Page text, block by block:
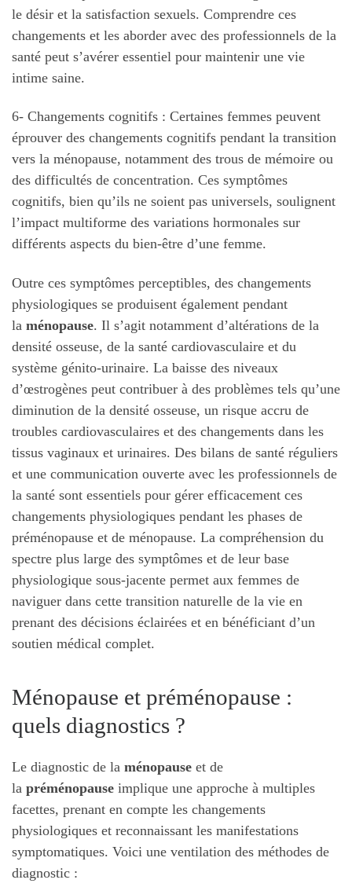
le désir et la satisfaction sexuels. Comprendre ces
changements et les aborder avec des professionnels de la
santé peut s’avérer essentiel pour maintenir une vie
intime saine.
6- Changements cognitifs : Certaines femmes peuvent
éprouver des changements cognitifs pendant la transition
vers la ménopause, notamment des trous de mémoire ou
des difficultés de concentration. Ces symptômes
cognitifs, bien qu’ils ne soient pas universels, soulignent
l’impact multiforme des variations hormonales sur
différents aspects du bien-être d’une femme.
Outre ces symptômes perceptibles, des changements
physiologiques se produisent également pendant
la ménopause. Il s’agit notamment d’altérations de la
densité osseuse, de la santé cardiovasculaire et du
système génito-urinaire. La baisse des niveaux
d’œstrogènes peut contribuer à des problèmes tels qu’une
diminution de la densité osseuse, un risque accru de
troubles cardiovasculaires et des changements dans les
tissus vaginaux et urinaires. Des bilans de santé réguliers
et une communication ouverte avec les professionnels de
la santé sont essentiels pour gérer efficacement ces
changements physiologiques pendant les phases de
préménopause et de ménopause. La compréhension du
spectre plus large des symptômes et de leur base
physiologique sous-jacente permet aux femmes de
naviguer dans cette transition naturelle de la vie en
prenant des décisions éclairées et en bénéficiant d’un
soutien médical complet.
Ménopause et préménopause :
quels diagnostics ?
Le diagnostic de la ménopause et de
la préménopause implique une approche à multiples
facettes, prenant en compte les changements
physiologiques et reconnaissant les manifestations
symptomatiques. Voici une ventilation des méthodes de
diagnostic :